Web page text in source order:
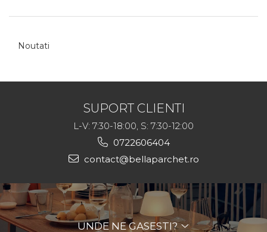
Noutati
SUPORT CLIENTI
L-V: 7:30-18:00, S: 7:30-12:00
0722606404
contact@bellaparchet.ro
UNDE NE GASESTI?